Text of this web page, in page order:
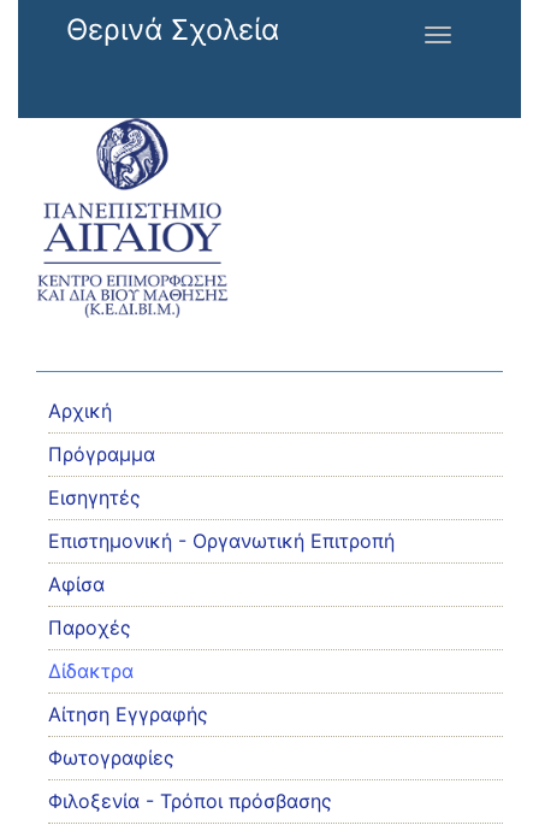
Παράκαμψη προς το κυρίως περιεχόμενο
Θερινά Σχολεία
Toggle
Αρχική
Πρόγραμμα
Εισηγητές
Eπιστημονική - Οργανωτική Επιτροπή
Αφίσα
Παροχές
Δίδακτρα
Αίτηση Εγγραφής
Φωτογραφίες
Φιλοξενία - Τρόποι πρόσβασης